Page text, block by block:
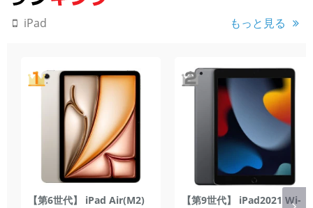
iPad もっと見る
【第6世代】 iPad Air(M2)
【第9世代】 iPad2021 Wi-